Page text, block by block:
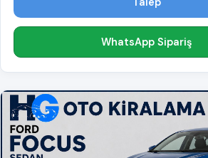
WhatsApp Sipariş